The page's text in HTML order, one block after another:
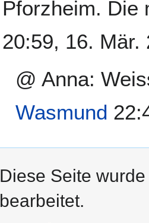
Pforzheim. Die
20:59, 16. Mär.
@ Anna:
Wasmund
Diese Seite
bearbeitet.